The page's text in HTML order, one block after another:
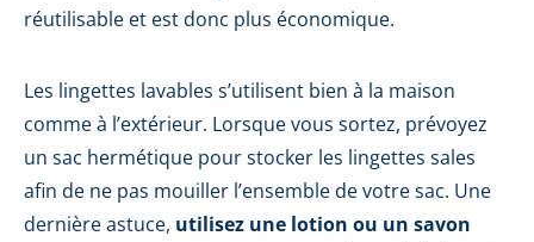
réutilisable et est donc plus économique.
Les lingettes lavables s’utilisent bien à la maison
comme à l’extérieur. Lorsque vous sortez, prévoyez
un sac hermétique pour stocker les lingettes sales
afin de ne pas mouiller l’ensemble de votre sac. Une
dernière astuce, utilisez une lotion ou un savon